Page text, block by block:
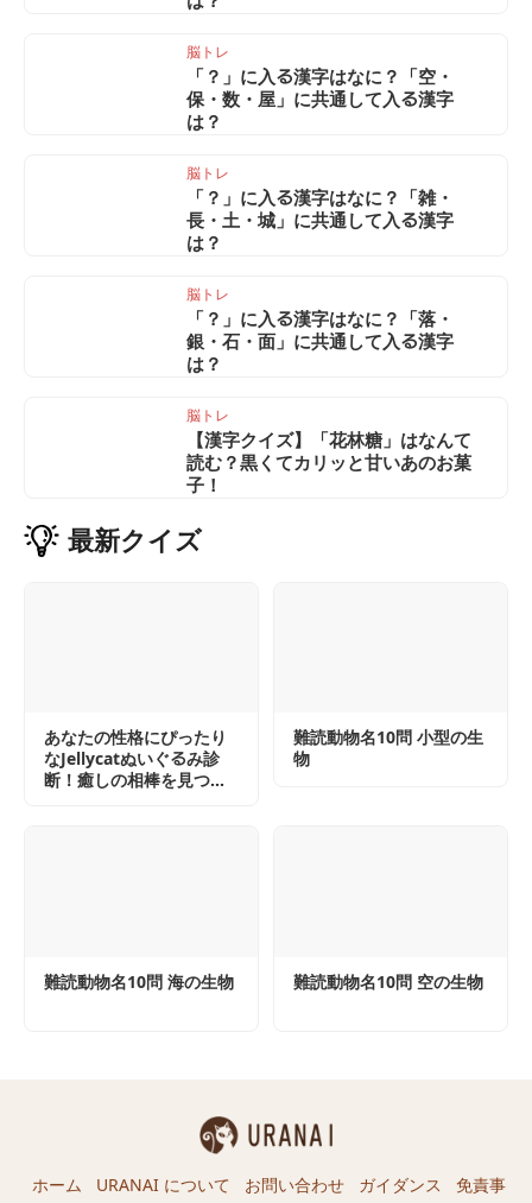
脳トレ
「？」に入る漢字はなに？「空・
保・数・屋」に共通して入る漢字
は？
脳トレ
「？」に入る漢字はなに？「雑・
長・土・城」に共通して入る漢字
は？
脳トレ
「？」に入る漢字はなに？「落・
銀・石・面」に共通して入る漢字
は？
脳トレ
【漢字クイズ】「花林糖」はなんて
読む？黒くてカリッと甘いあのお菓
子！
最新クイズ
あなたの性格にぴったり
なJellycatぬいぐるみ診
断！癒しの相棒を見つけ
難読動物名10問 小型の生
物
難読動物名10問 海の生物 難読動物名10問 空の生物
ホーム URANAI について お問い合わせ ガイダンス 免責事